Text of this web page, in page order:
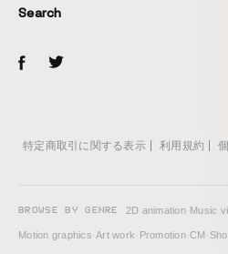
Search
特定商取引に関する表示 利用規約
BROWSE BY GENRE 2D animation· Music
Motion graphics·Art work· Promotion·CM ·